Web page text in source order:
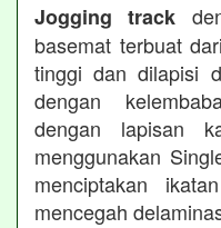
Jogging track
basemat terbuat
tinggi dan dilapisi
dengan
dengan lapisan
menggunakan
menciptakan
mencegah